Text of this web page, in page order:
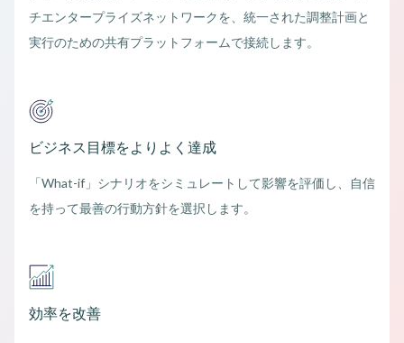
チエンタープライズネットワークを、統一された調整計画と
実行のための共有プラットフォームで接続します。
ビジネス目標をよりよく達成
「What-if」シナリオをシミュレートして影響を評価し、自信
を持って最善の行動方針を選択します。
効率を改善